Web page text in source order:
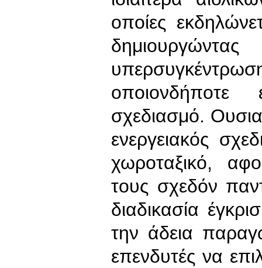
οποίες
οποιονδήποτε
σχεδιασμό.
ενεργειακός
χωροταξικό,
τους σχεδόν
διαδικασία
την άδεια
επενδυτές να